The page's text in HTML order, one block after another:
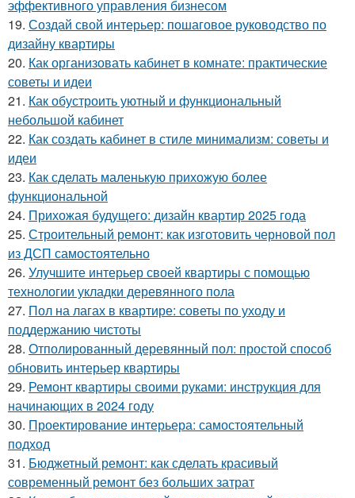
эффективного управления бизнесом
19. Создай свой интерьер: пошаговое руководство по
дизайну квартиры
20. Как организовать кабинет в комнате: практические
советы и идеи
21. Как обустроить уютный и функциональный
небольшой кабинет
22. Как создать кабинет в стиле минимализм: советы и
идеи
23. Как сделать маленькую прихожую более
функциональной
24. Прихожая будущего: дизайн квартир 2025 года
25. Строительный ремонт: как изготовить черновой пол
из ДСП самостоятельно
26. Улучшите интерьер своей квартиры с помощью
технологии укладки деревянного пола
27. Пол на лагах в квартире: советы по уходу и
поддержанию чистоты
28. Отполированный деревянный пол: простой способ
обновить интерьер квартиры
29. Ремонт квартиры своими руками: инструкция для
начинающих в 2024 году
30. Проектирование интерьера: самостоятельный
подход
31. Бюджетный ремонт: как сделать красивый
современный ремонт без больших затрат